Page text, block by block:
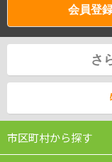
会員登
さ
市区町村から探す